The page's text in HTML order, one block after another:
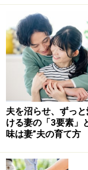
この先彼との結
重要ですが、彼
れ目が縁の切れ
■もしもあなた
のように付き合
人間、健康で平
てくれる家族や
今そばにいる恋
夫を沼らせ、ずっ
ける妻の「3要素」
味は妻”夫の育て方